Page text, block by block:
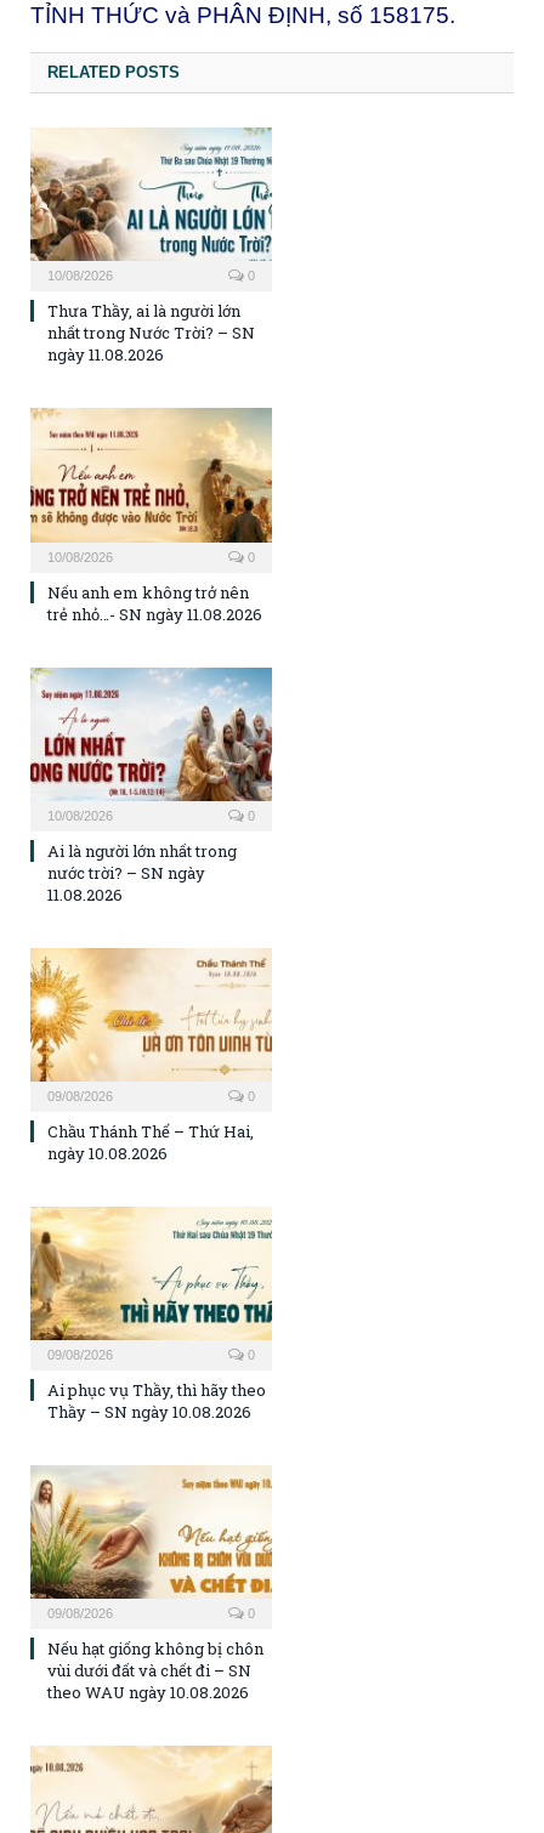
TỈNH THỨC và PHÂN ĐỊNH, số 158175.
RELATED POSTS
10/08/2026 0
Thưa Thầy, ai là người lớn
nhất trong Nước Trời? – SN
ngày 11.08.2026
10/08/2026 0
Nếu anh em không trở nên
trẻ nhỏ…- SN ngày 11.08.2026
10/08/2026 0
Ai là người lớn nhất trong
nước trời? – SN ngày
11.08.2026
09/08/2026 0
Chầu Thánh Thể – Thứ Hai,
ngày 10.08.2026
09/08/2026 0
Ai phục vụ Thầy, thì hãy theo
Thầy – SN ngày 10.08.2026
09/08/2026 0
Nếu hạt giống không bị chôn
vùi dưới đất và chết đi – SN
theo WAU ngày 10.08.2026